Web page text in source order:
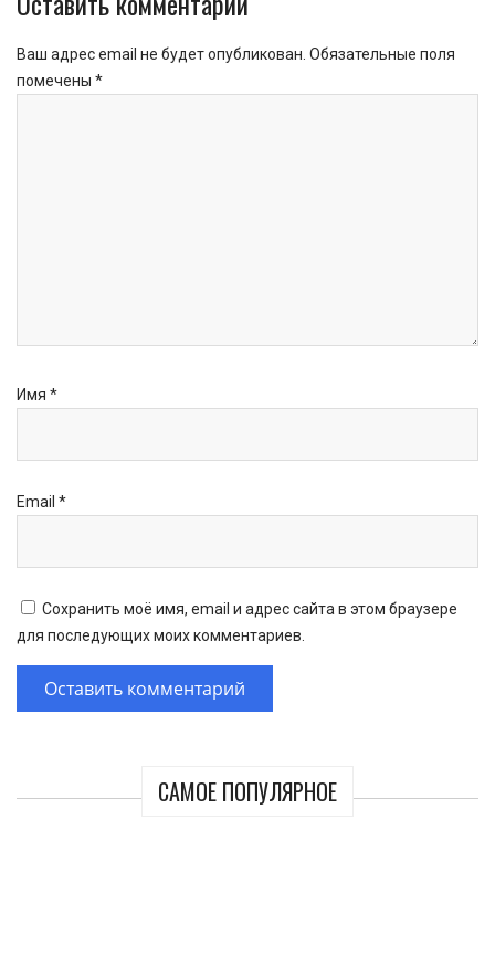
САМОЕ ПОПУЛЯРНОЕ
Ваш адрес email не будет опубликован. Обязательные поля
помечены *
Имя *
Email *
Сохранить моё имя, email и адрес сайта в этом браузере
для последующих моих комментариев.